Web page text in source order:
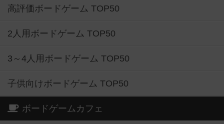
高評価ボードゲーム TOP50
2人用ボードゲーム TOP50
3～4人用ボードゲーム TOP50
子供向けボードゲーム TOP50
ボードゲームカフェ